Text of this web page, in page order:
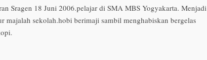
Sragen 18 Juni 2006.pelajar di SMA MBS Yogyakarta. Menjadi
majalah sekolah.hobi berimaji sambil menghabiskan bergelas